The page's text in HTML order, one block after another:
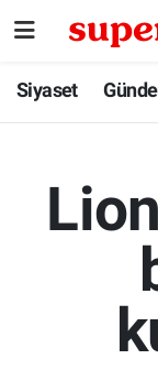
SiyasetSiyaset
Gizli
Polemik
İstanbul
İstanbul
İstanbul
İstanbul
Süper Lig